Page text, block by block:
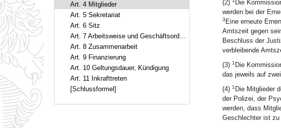
Art. 4 Mitglieder
Art. 5 Sekretariat
Art. 6 Sitz
Art. 7 Arbeitsweise und Geschäftsordnung
Art. 8 Zusammenarbeit
Art. 9 Finanzierung
Art. 10 Geltungsdauer, Kündigung
Art. 11 Inkrafttreten
[Schlussformel]
(2)
Die
werden bei der
3 Eine erneute
Amtszeit gegen
Beschluss der
verbleibende
(3) 1 Die
das jeweils auf
(4) 1 Die Mitglieder
der Polizei, der
werden, dass
Geschlechter ist zu